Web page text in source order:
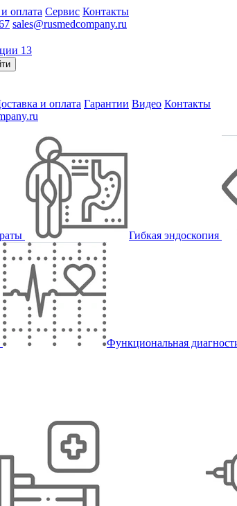
оплата Сервис Контакты
sales@rusmedcompany.ru
13
и оплата Гарантии Видео Контакты
Гибкая эндоскопия
Функциональная